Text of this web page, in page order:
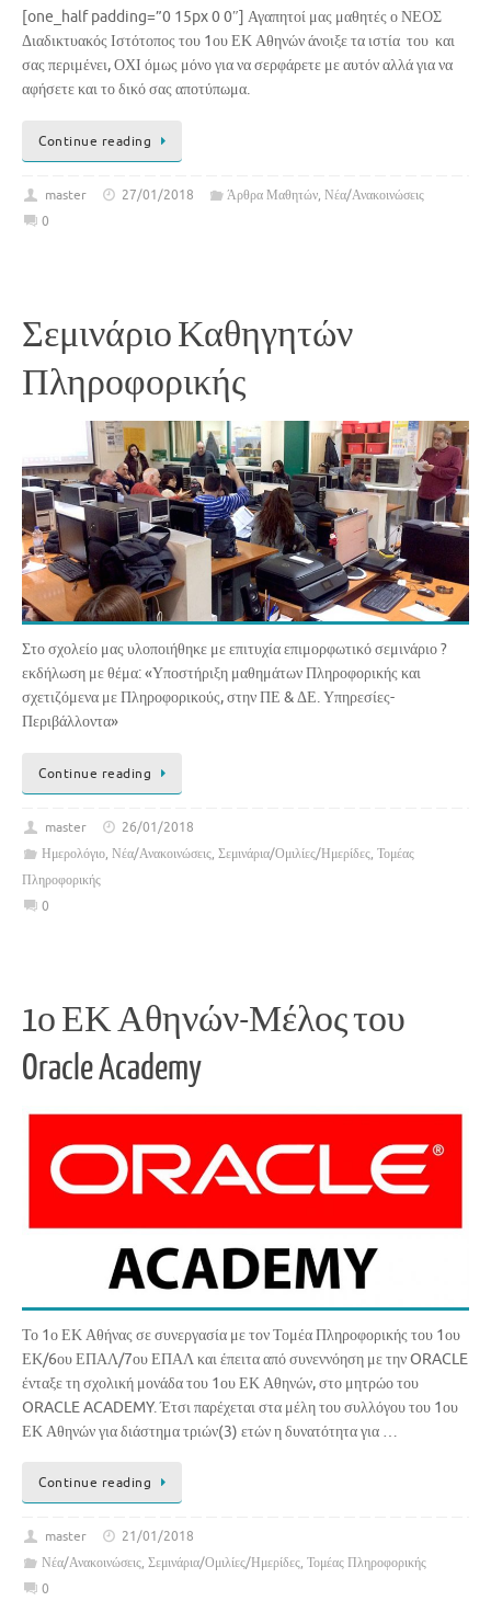
[one_half padding=”0 15px 0 0″] Αγαπητοί μας μαθητές ο ΝΕΟΣ
Διαδικτυακός Ιστότοπος του 1ου ΕΚ Αθηνών άνοιξε τα ιστία του και
σας περιμένει, ΟΧΙ όμως μόνο για να σερφάρετε με αυτόν αλλά για να
αφήσετε και το δικό σας αποτύπωμα.
Continue reading
master 27/01/2018 Άρθρα Μαθητών, Νέα/Ανακοινώσεις
0
Σεμινάριο Καθηγητών
Πληροφορικής
Στο σχολείο μας υλοποιήθηκε με επιτυχία επιμορφωτικό σεμινάριο ?
εκδήλωση με θέμα: «Υποστήριξη μαθημάτων Πληροφορικής και
σχετιζόμενα με Πληροφορικούς, στην ΠΕ & ΔΕ. Υπηρεσίες-
Περιβάλλοντα»
Continue reading
master
26/01/2018
Ημερολόγιο, Νέα/Ανακοινώσεις, Σεμινάρια/Ομιλίες/Ημερίδες, Τομέας
Πληροφορικής
0
1ο ΕΚ Αθηνών-Μέλος του
Oracle Academy
Το 1ο ΕΚ Αθήνας σε συνεργασία με τον Τομέα Πληροφορικής του 1ου
ΕΚ/6ου ΕΠΑΛ/7ου ΕΠΑΛ και έπειτα από συνεννόηση με την ORACLE
ένταξε τη σχολική μονάδα του 1ου ΕΚ Αθηνών, στο μητρώο του
ORACLE ACADEMY. Έτσι παρέχεται στα μέλη του συλλόγου του 1ου
ΕΚ Αθηνών για διάστημα τριών(3) ετών η δυνατότητα για …
Continue reading
master
21/01/2018
Νέα/Ανακοινώσεις, Σεμινάρια/Ομιλίες/Ημερίδες, Τομέας Πληροφορικής
0